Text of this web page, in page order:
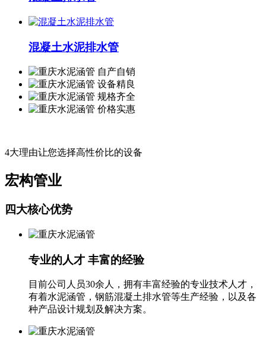
混凝土水泥排水管
自产自销
设备精良
规格齐全
价格实惠
4大理由让您选择高性价比的设备
宏构管业
四大核心优势
专业的人才 丰富的经验
目前公司人员30余人，拥有丰富经验的专业技术人才，
有着水泥涵管，钢筋混凝土排水管等生产经验，以及各
种产品设计规划及解决方案。‬